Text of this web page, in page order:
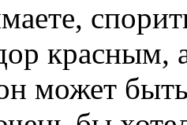
красным,
может